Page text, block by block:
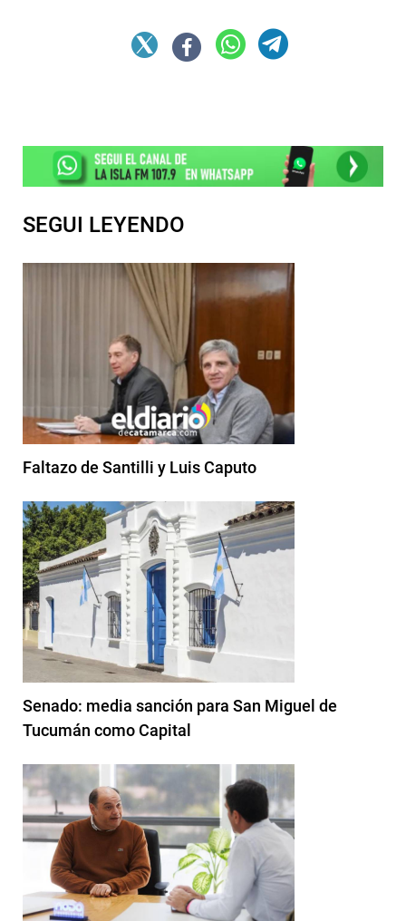
SEGUI LEYENDO
Faltazo de Santilli y Luis Caputo
Senado: media sanción para San Miguel de
Tucumán como Capital